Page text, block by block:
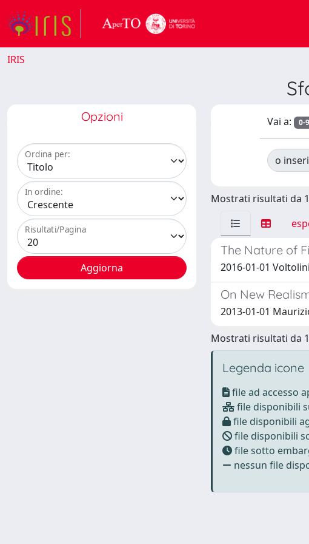
IRIS
Opzioni
Ordina per:
In ordine:
Risultati/Pagina
Vai a: 0-9
o
Mostrati risultati da
The Nature of
2016-01-01
On New
2013-01-01
Mostrati risultati da
Legenda icone
file ad accesso
file disponibili
file disponibili
file disponibili
file sotto
nessun file